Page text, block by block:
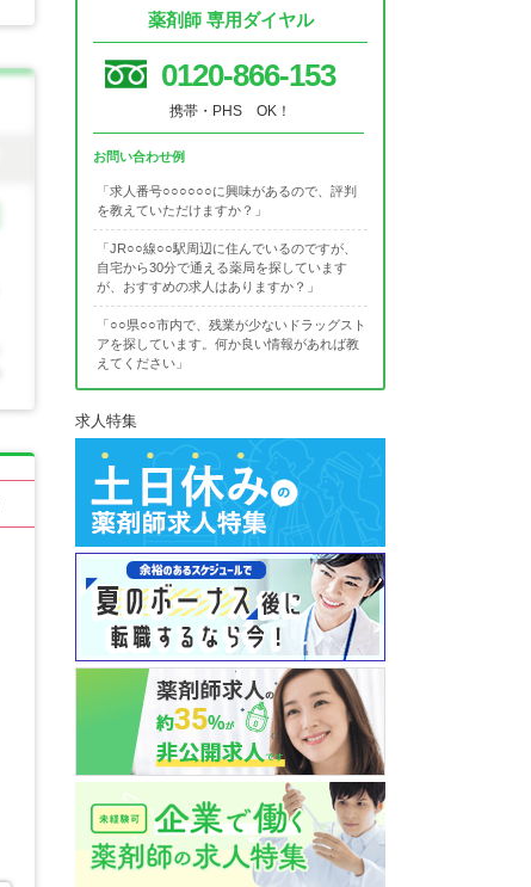
薬剤師 専用ダイヤル
0120-866-153
携帯・PHS OK！
お問い合わせ例
「求人番号○○○○○○に興味があるので、評判
を教えていただけますか？」
「JR○○線○○駅周辺に住んでいるのですが、
自宅から30分で通える薬局を探しています
が、おすすめの求人はありますか？」
「○○県○○市内で、残業が少ないドラッグスト
アを探しています。何か良い情報があれば教
えてください」
求人特集